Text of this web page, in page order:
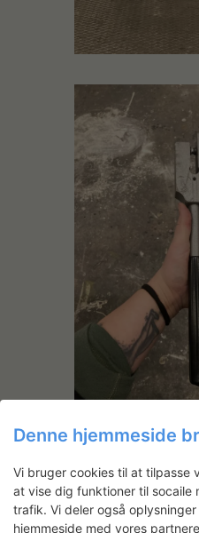
Andre
Denne hjemmeside
Vi bruger cookies til at tilpasse
at vise dig funktioner til socaile
trafik. Vi deler også
hjemmeside med vores